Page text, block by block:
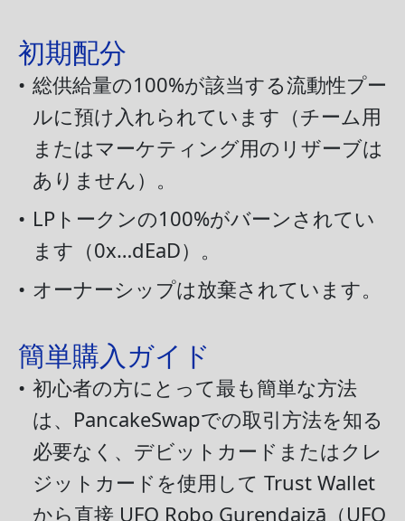
初期配分
• 総供給量の100%が該当する流動性プー
ルに預け入れられています（チーム用
またはマーケティング用のリザーブは
ありません）。
• LPトークンの100%がバーンされてい
ます（0x…dEaD）。
• オーナーシップは放棄されています。
簡単購入ガイド
• 初心者の方にとって最も簡単な方法
は、PancakeSwapでの取引方法を知る
必要なく、デビットカードまたはクレ
ジットカードを使用して Trust Wallet
から直接 UFO Robo Gurendaizā（UFO